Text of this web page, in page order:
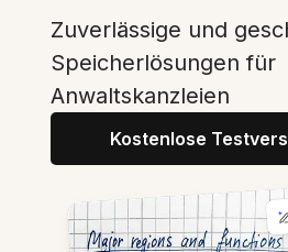
Zuverlässige und
Speicherlösungen für
Anwaltskanzleien
Kostenlose